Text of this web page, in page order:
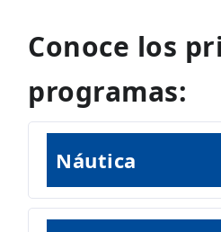
Conoce los
programas:
Náutica